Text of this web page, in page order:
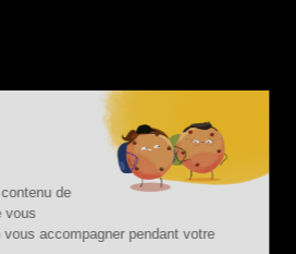
le contenu de
de vous
vous accompagner pendant votre